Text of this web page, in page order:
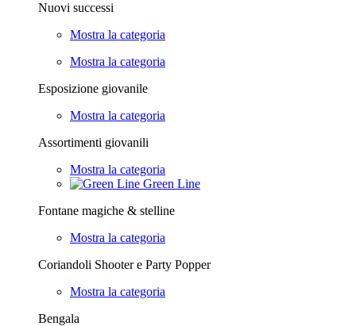
Nuovi successi
Mostra la categoria
Mostra la categoria
Esposizione giovanile
Mostra la categoria
Assortimenti giovanili
Mostra la categoria
Green Line
Fontane magiche & stelline
Mostra la categoria
Coriandoli Shooter e Party Popper
Mostra la categoria
Bengala